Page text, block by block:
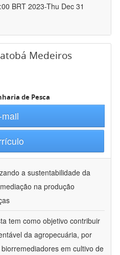
BRT 2023-Thu Dec 31
Medeiros
de Pesca
a sustentabilidade da
na produção
tem como objetivo contribuir
da agropecuária, por
em cultivo de